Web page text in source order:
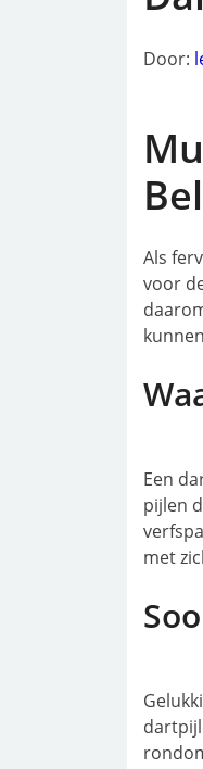
Door:
Als
voor
Een
pijlen
met